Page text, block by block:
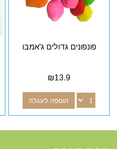
פונפונים גדולים ג'אמבו
₪13.9
הוספה לעגלה